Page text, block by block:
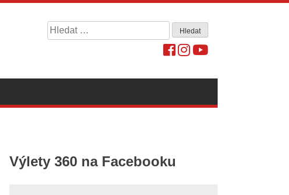
Vyhledávání
Výlety 360 na Facebooku